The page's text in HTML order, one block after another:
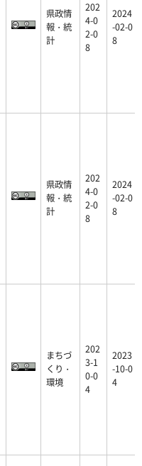
県政情
報・統
計
202
4-0
2-0
8
2024
-02-0
8
県政情
報・統
計
202
4-0
2-0
8
2024
-02-0
8
まちづ
くり・
環境
202
3-1
0-0
4
2023
-10-0
4